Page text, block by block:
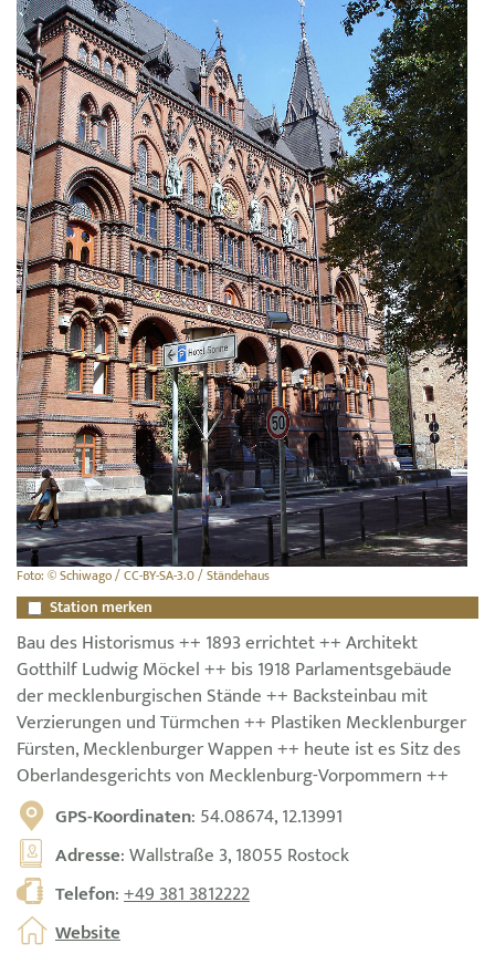
Foto: © Schiwago / CC-BY-SA-3.0 / Ständehaus
Station merken
Bau des Historismus ++ 1893 errichtet ++ Architekt
Gotthilf Ludwig Möckel ++ bis 1918 Parlamentsgebäude
der mecklenburgischen Stände ++ Backsteinbau mit
Verzierungen und Türmchen ++ Plastiken Mecklenburger
Fürsten, Mecklenburger Wappen ++ heute ist es Sitz des
Oberlandesgerichts von Mecklenburg-Vorpommern ++
GPS-Koordinaten: 54.08674, 12.13991
Adresse: Wallstraße 3, 18055 Rostock
Telefon:+49 381 3812222
Website